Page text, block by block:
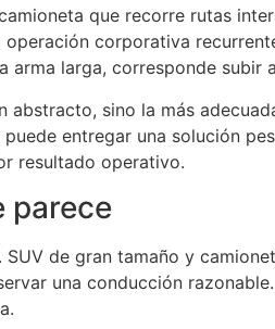
que recorre rutas
corporativa
larga, corresponde subir a
sino la más
entregar una solución
resultado operativo.
parece
de gran tamaño y
una conducción